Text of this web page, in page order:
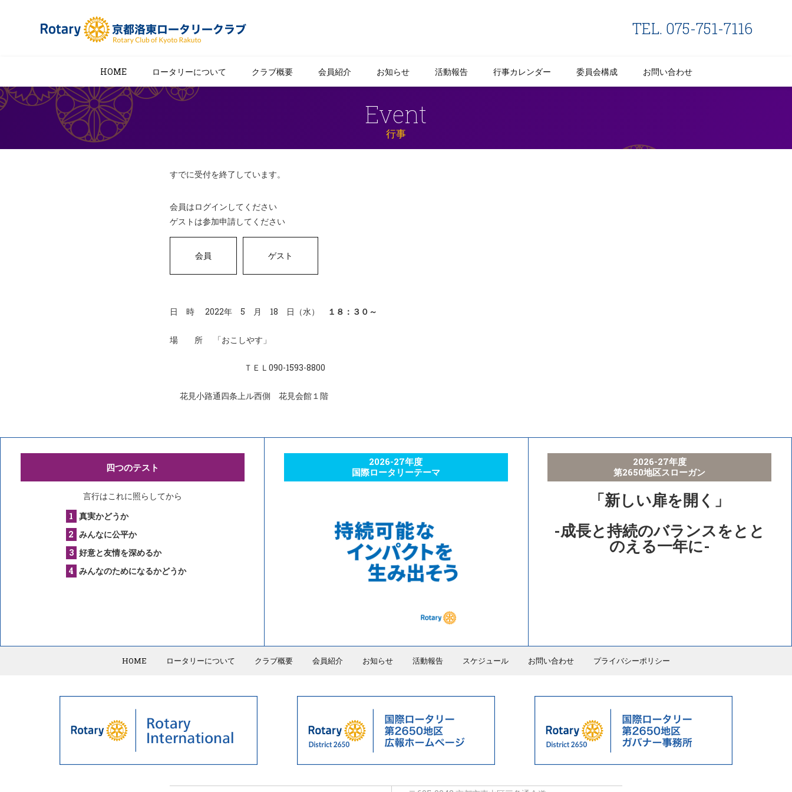
TEL. 075-751-7116
HOME ロータリーについて クラブ概要 会員紹介 お知らせ 活動報告 行事カレンダー 委員会構成 お問い合わせ
Event
行事
すでに受付を終了しています。
会員はログインしてください
ゲストは参加申請してください
日 時 2022年 5 月 18 日（水） １８：３０～
場 所 「おこしやす」
ＴＥＬ090-1593-8800
花見小路通四条上ル西側 花見会館１階
四つのテスト
言行はこれに照らしてから
真実かどうか
みんなに公平か
好意と友情を深めるか
みんなのためになるかどうか
2026-27年度
国際ロータリーテーマ
2026-27年度
第2650地区スローガン
「新しい扉を開く」
-成長と持続のバランスをとと
のえる一年に-
HOME ロータリーについて クラブ概要 会員紹介 お知らせ 活動報告 スケジュール お問い合わせ プライバシーポリシー